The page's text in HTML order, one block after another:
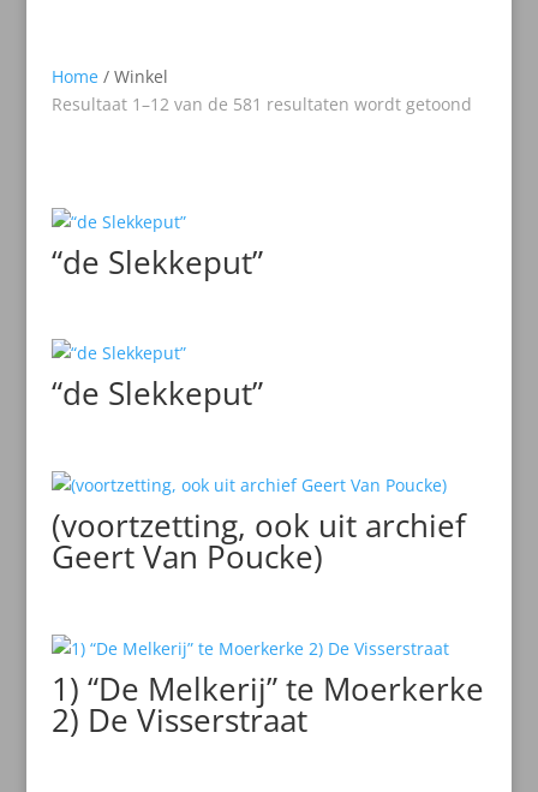
Home/ Winkel
Resultaat 1–12 van de 581 resultaten wordt getoond
“de Slekkeput”
“de Slekkeput”
(voortzetting, ook uit archief
Geert Van Poucke)
1) “De Melkerij” te Moerkerke
2) De Visserstraat